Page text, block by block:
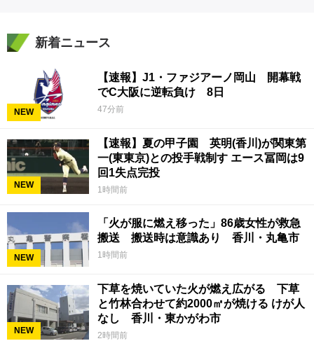
新着ニュース
NEW
【速報】J1・ファジアーノ岡山 開幕戦
でC大阪に逆転負け 8日
47分前
NEW
【速報】夏の甲子園 英明(香川)が関東第
一(東東京)との投手戦制す エース冨岡は9
回1失点完投
1時間前
NEW
「火が服に燃え移った」86歳女性が救急
搬送 搬送時は意識あり 香川・丸亀市
1時間前
NEW
下草を焼いていた火が燃え広がる 下草
と竹林合わせて約2000㎡が焼ける けが人
なし 香川・東かがわ市
2時間前